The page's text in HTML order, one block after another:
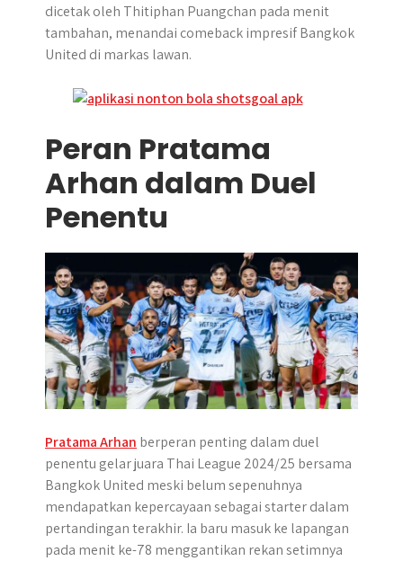
dicetak oleh Thitiphan Puangchan pada menit
tambahan, menandai comeback impresif Bangkok
United di markas lawan.
Peran Pratama
Arhan dalam Duel
Penentu
Pratama Arhan berperan penting dalam duel
penentu gelar juara Thai League 2024/25 bersama
Bangkok United meski belum sepenuhnya
mendapatkan kepercayaan sebagai starter dalam
pertandingan terakhir. Ia baru masuk ke lapangan
pada menit ke-78 menggantikan rekan setimnya